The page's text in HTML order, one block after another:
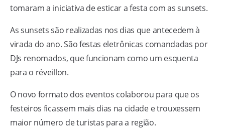
tomaram a iniciativa de esticar a festa com as sunsets.
As sunsets são realizadas nos dias que antecedem à
virada do ano. São festas eletrônicas comandadas por
DJs renomados, que funcionam como um esquenta
para o réveillon.
O novo formato dos eventos colaborou para que os
festeiros ficassem mais dias na cidade e trouxessem
maior número de turistas para a região.